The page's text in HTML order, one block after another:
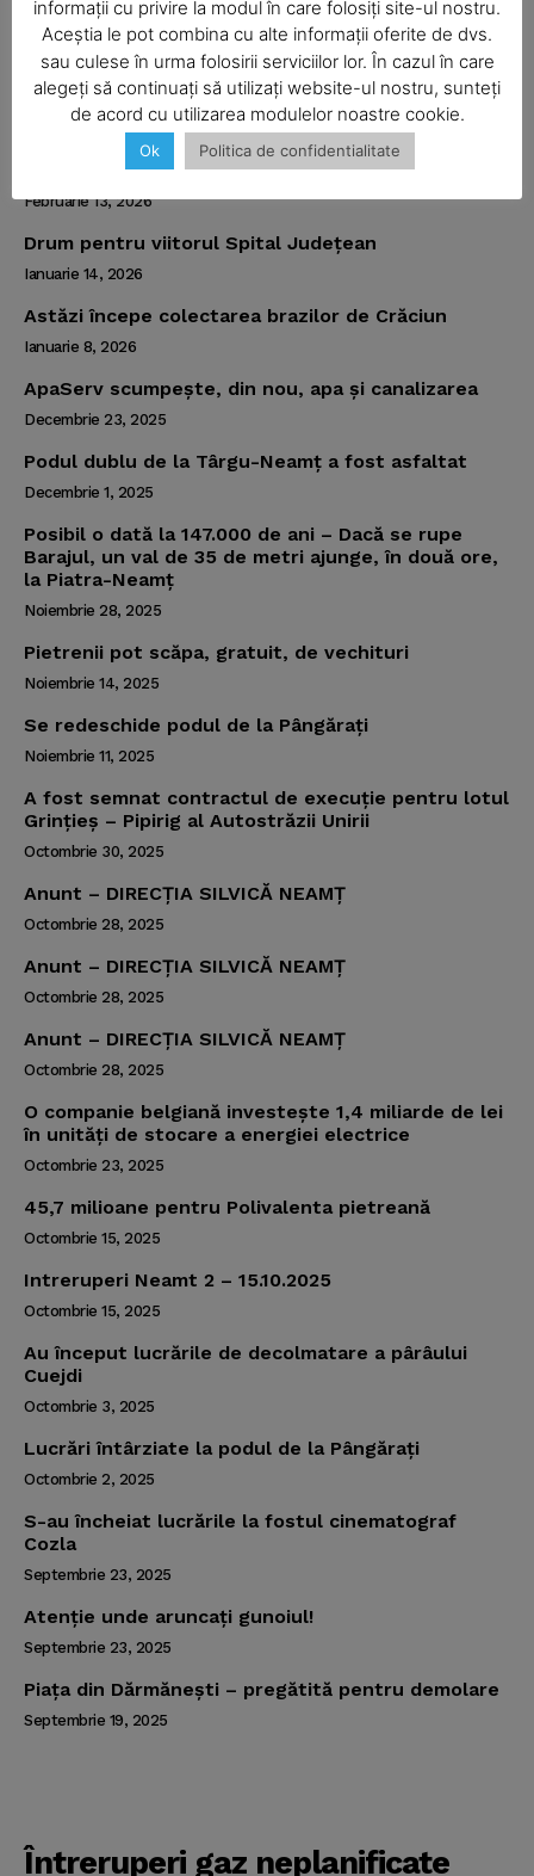
SUBSCRIBE NOW
Company
Contact us
My account
Aprilie 16, 2026
Numai trei abatoare sunt autorizate să sacrifice
miei
Aprilie 1, 2026
Trei sferturi din maşinile verificate în trafic aveau
Februarie 13, 2026
Drum pentru viitorul Spital Judeţean
Ianuarie 14, 2026
Astăzi începe colectarea brazilor de Crăciun
Ianuarie 8, 2026
ApaServ scumpeşte, din nou, apa şi canalizarea
Decembrie 23, 2025
Podul dublu de la Târgu-Neamţ a fost asfaltat
Decembrie 1, 2025
Posibil o dată la 147.000 de ani – Dacă se rupe
Barajul, un val de 35 de metri ajunge, în două ore,
la Piatra-Neamţ
Noiembrie 28, 2025
Pietrenii pot scăpa, gratuit, de vechituri
Noiembrie 14, 2025
Se redeschide podul de la Pângăraţi
Noiembrie 11, 2025
A fost semnat contractul de execuţie pentru lotul
Grinţieş – Pipirig al Autostrăzii Unirii
Octombrie 30, 2025
Anunt – DIRECȚIA SILVICĂ NEAMȚ
Octombrie 28, 2025
Anunt – DIRECȚIA SILVICĂ NEAMȚ
Octombrie 28, 2025
Anunt – DIRECȚIA SILVICĂ NEAMȚ
Octombrie 28, 2025
O companie belgiană investeşte 1,4 miliarde de lei
în unităţi de stocare a energiei electrice
Octombrie 23, 2025
45,7 milioane pentru Polivalenta pietreană
Octombrie 15, 2025
Intreruperi Neamt 2 – 15.10.2025
Octombrie 15, 2025
Au început lucrările de decolmatare a pârâului
Cuejdi
Octombrie 3, 2025
Lucrări întârziate la podul de la Pângăraţi
Octombrie 2, 2025
S-au încheiat lucrările la fostul cinematograf
Cozla
Septembrie 23, 2025
Atenţie unde aruncaţi gunoiul!
Septembrie 23, 2025
Piaţa din Dărmăneşti – pregătită pentru demolare
Septembrie 19, 2025
Întreruperi gaz neplanificate
informații cu privire la modul în care folosiți site-ul nostru.
Aceștia le pot combina cu alte informații oferite de dvs.
sau culese în urma folosirii serviciilor lor. În cazul în care
alegeți să continuați să utilizați website-ul nostru, sunteți
de acord cu utilizarea modulelor noastre cookie.
Ok Politica de confidentialitate